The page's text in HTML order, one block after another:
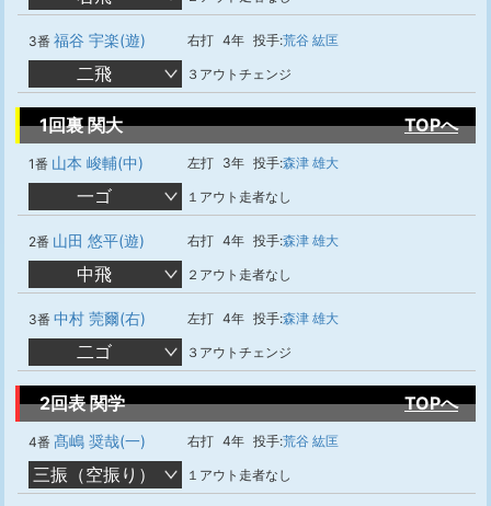
3番 福谷 宇楽(遊) 右打 4年 投手:荒谷 紘匡
二飛 ３アウトチェンジ
1回裏 関大 TOPへ
1番 山本 峻輔(中) 左打 3年 投手:森津 雄大
一ゴ １アウト走者なし
2番 山田 悠平(遊) 右打 4年 投手:森津 雄大
中飛 ２アウト走者なし
3番 中村 莞爾(右) 左打 4年 投手:森津 雄大
二ゴ ３アウトチェンジ
2回表 関学 TOPへ
4番 髙嶋 奨哉(一) 右打 4年 投手:荒谷 紘匡
三振（空振り） １アウト走者なし